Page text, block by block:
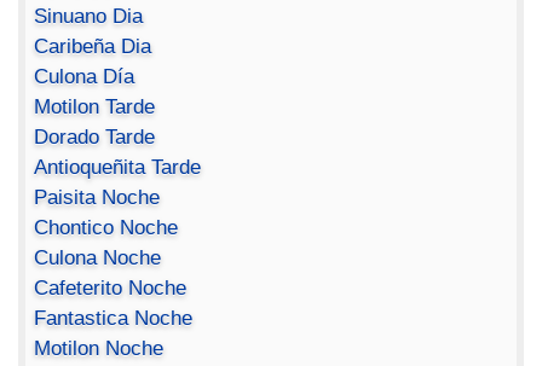
Sinuano Dia
Caribeña Dia
Culona Día
Motilon Tarde
Dorado Tarde
Antioqueñita Tarde
Paisita Noche
Chontico Noche
Culona Noche
Cafeterito Noche
Fantastica Noche
Motilon Noche